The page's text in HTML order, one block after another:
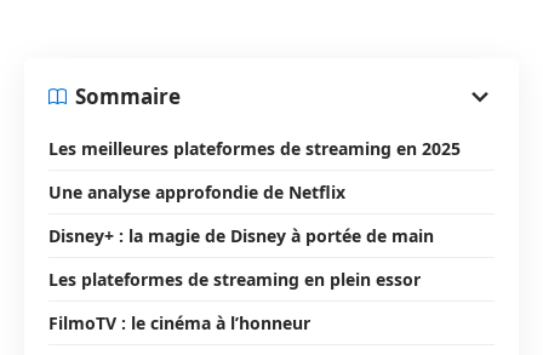
Sommaire
Les meilleures plateformes de streaming en 2025
Une analyse approfondie de Netflix
Disney+ : la magie de Disney à portée de main
Les plateformes de streaming en plein essor
FilmoTV : le cinéma à l’honneur